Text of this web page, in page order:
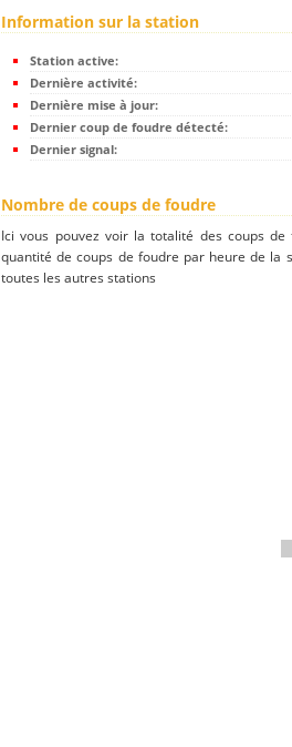
Information sur la station
Station active:
Dernière activité:
Dernière mise à jour:
Dernier coup de foudre détecté:
Dernier signal:
Nombre de coups de foudre
Ici vous pouvez voir la totalité des coups
quantité de coups de foudre par heure de la
toutes les autres stations